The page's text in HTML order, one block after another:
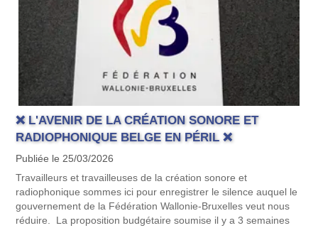
❌ L'AVENIR DE LA CRÉATION SONORE ET
RADIOPHONIQUE BELGE EN PÉRIL ❌
Publiée le 25/03/2026
Travailleurs et travailleuses de la création sonore et
radiophonique sommes ici pour enregistrer le silence auquel le
gouvernement de la Fédération Wallonie-Bruxelles veut nous
réduire. La proposition budgétaire soumise il y a 3 semaines